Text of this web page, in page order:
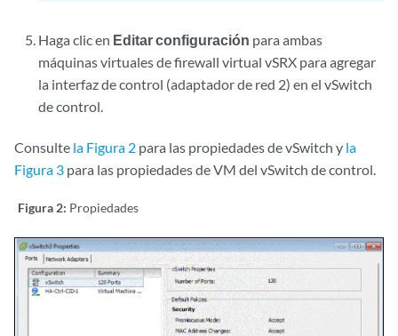
Haga clic en Editar configuración para ambas
máquinas virtuales de firewall virtual vSRX para agregar
la interfaz de control (adaptador de red 2) en el vSwitch
de control.
Consulte la Figura 2 para las propiedades de vSwitch y la
Figura 3 para las propiedades de VM del vSwitch de control.
Figura 2: Propiedades